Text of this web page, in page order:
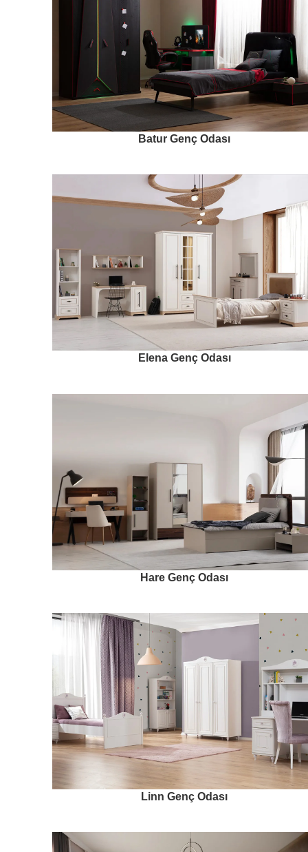
Batur Genç Odası
Elena Genç Odası
Hare Genç Odası
Linn Genç Odası